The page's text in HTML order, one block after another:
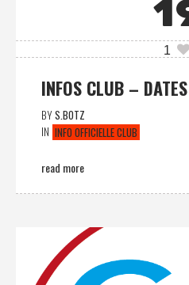
1
INFOS CLUB –
BYS.BOTZ
IN INFO OFFICIELLE CLUB
read more